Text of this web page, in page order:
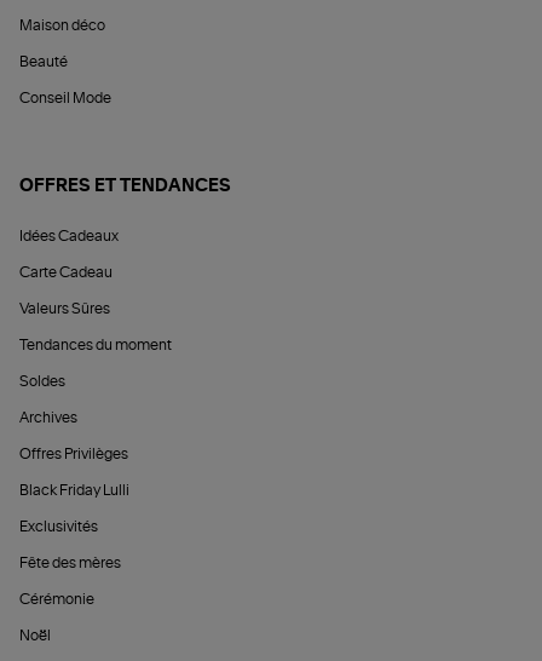
Maison déco
Beauté
Conseil Mode
OFFRES ET TENDANCES
Idées Cadeaux
Carte Cadeau
Valeurs Sûres
Tendances du moment
Soldes
Archives
Offres Privilèges
Black Friday Lulli
Exclusivités
Fête des mères
Cérémonie
Noël